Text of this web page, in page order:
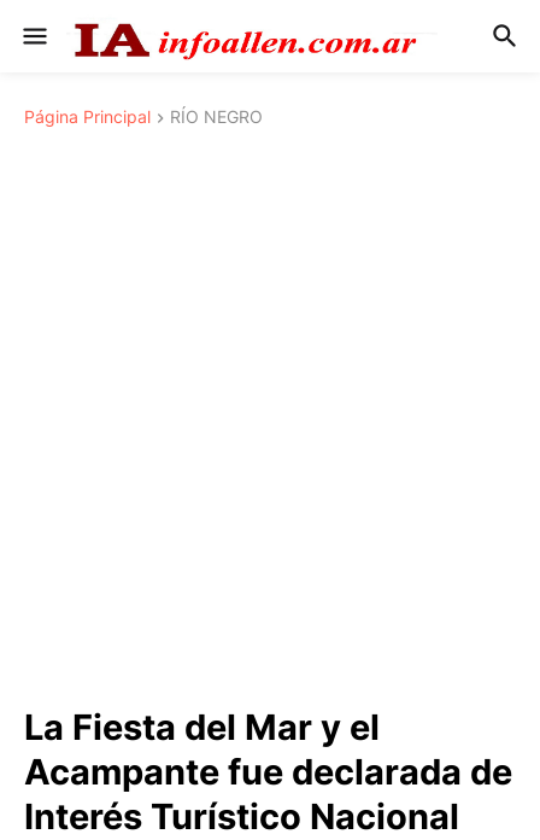
Página Principal RÍO NEGRO
La Fiesta del Mar y el
Acampante fue declarada de
Interés Turístico Nacional